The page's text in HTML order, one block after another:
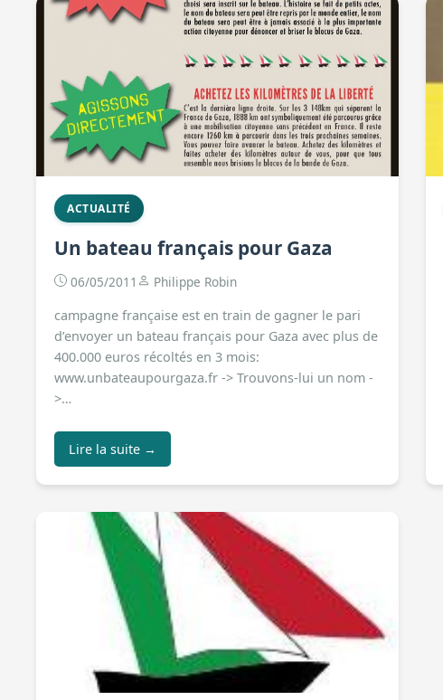
ACTUALITÉ
Un bateau français pour Gaza
06/05/2011
Philippe Robin
campagne française est en train de gagner le pari
d’envoyer un bateau français pour Gaza avec plus de
400.000 euros récoltés en 3 mois:
www.unbateaupourgaza.fr -> Trouvons-lui un nom -
>…
Lire la suite →